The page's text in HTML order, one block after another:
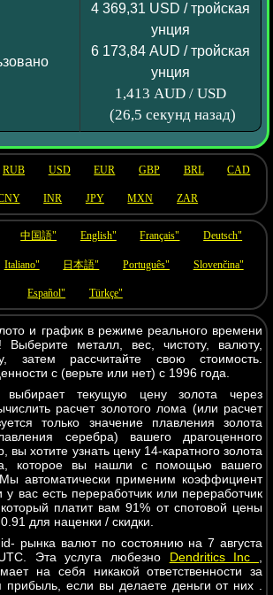
4 369,31 USD / тройская
унция
6 173,84 AUD / тройская
унция
1,413 AUD / USD
(26,5 секунд назад)
RUB USD EUR GBP BRL CAD
INR JPY MXN ZAR
中国語" English" Français" Deutsch"
Italiano" 日本語" Português" Slovenčina"
Español" Türkçe"
и график в режиме реального времени
металл, вес, чистоту, валюту,
затем рассчитайте свою стоимость.
с (верьте или нет) с 1996 года.
выбирает текущую цену золота через
расчет золотого лома (или расчет
только значение плавления золота
серебра) вашего драгоценного
хотите узнать цену 14-каратного золота
которое вы нашли с помощью вашего
автоматически применим коэффициент
у вас есть переработчик или переработчик
платит вам 91% от спотовой цены
для наценки / скидки.
рынка валют по состоянию на 7 августа
Эта услуга любезно Dendritics Inc
на себя никакой ответственности за
если вы делаете деньги от них .